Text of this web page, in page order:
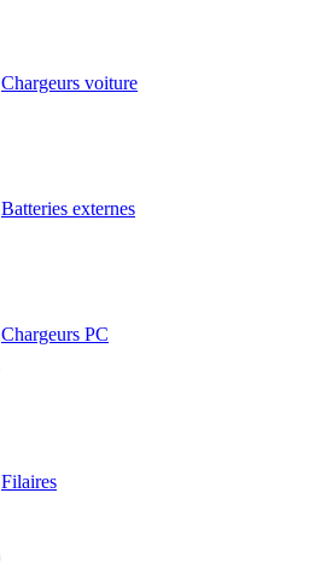
Chargeurs voiture
Batteries externes
Chargeurs PC
Filaires